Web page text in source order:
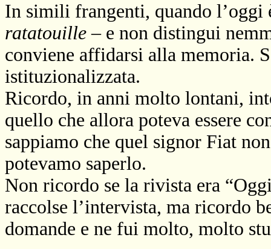
In simili frangenti, quando l’oggi
ratatouille – e non distingui
conviene affidarsi alla memoria.
istituzionalizzata.
Ricordo, in anni molto lontani,
quello che allora poteva essere
sappiamo che quel signor Fiat
potevamo saperlo.
Non ricordo se la rivista era
raccolse l’intervista, ma ricordo
domande e ne fui molto, molto